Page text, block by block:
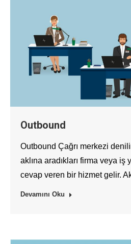
Outbound
Outbound Çağrı merkezi
aklına aradıkları firma veya iş
cevap veren bir hizmet gelir.
Devamını Oku